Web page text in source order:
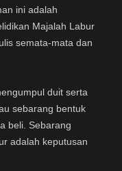
ini adalah
Majalah Labur
semata-mata dan
duit serta
sebarang bentuk
beli. Sebarang
adalah keputusan